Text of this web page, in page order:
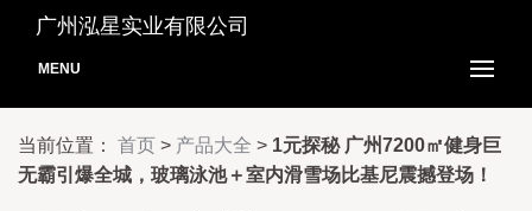
广州泓星实业有限公司
MENU
当前位置： 首页 > 产品大全 > 1元探秘 广州7200㎡健身巨
无霸引爆全城，玻璃泳池＋室内滑雪场比基尼震撼登场！